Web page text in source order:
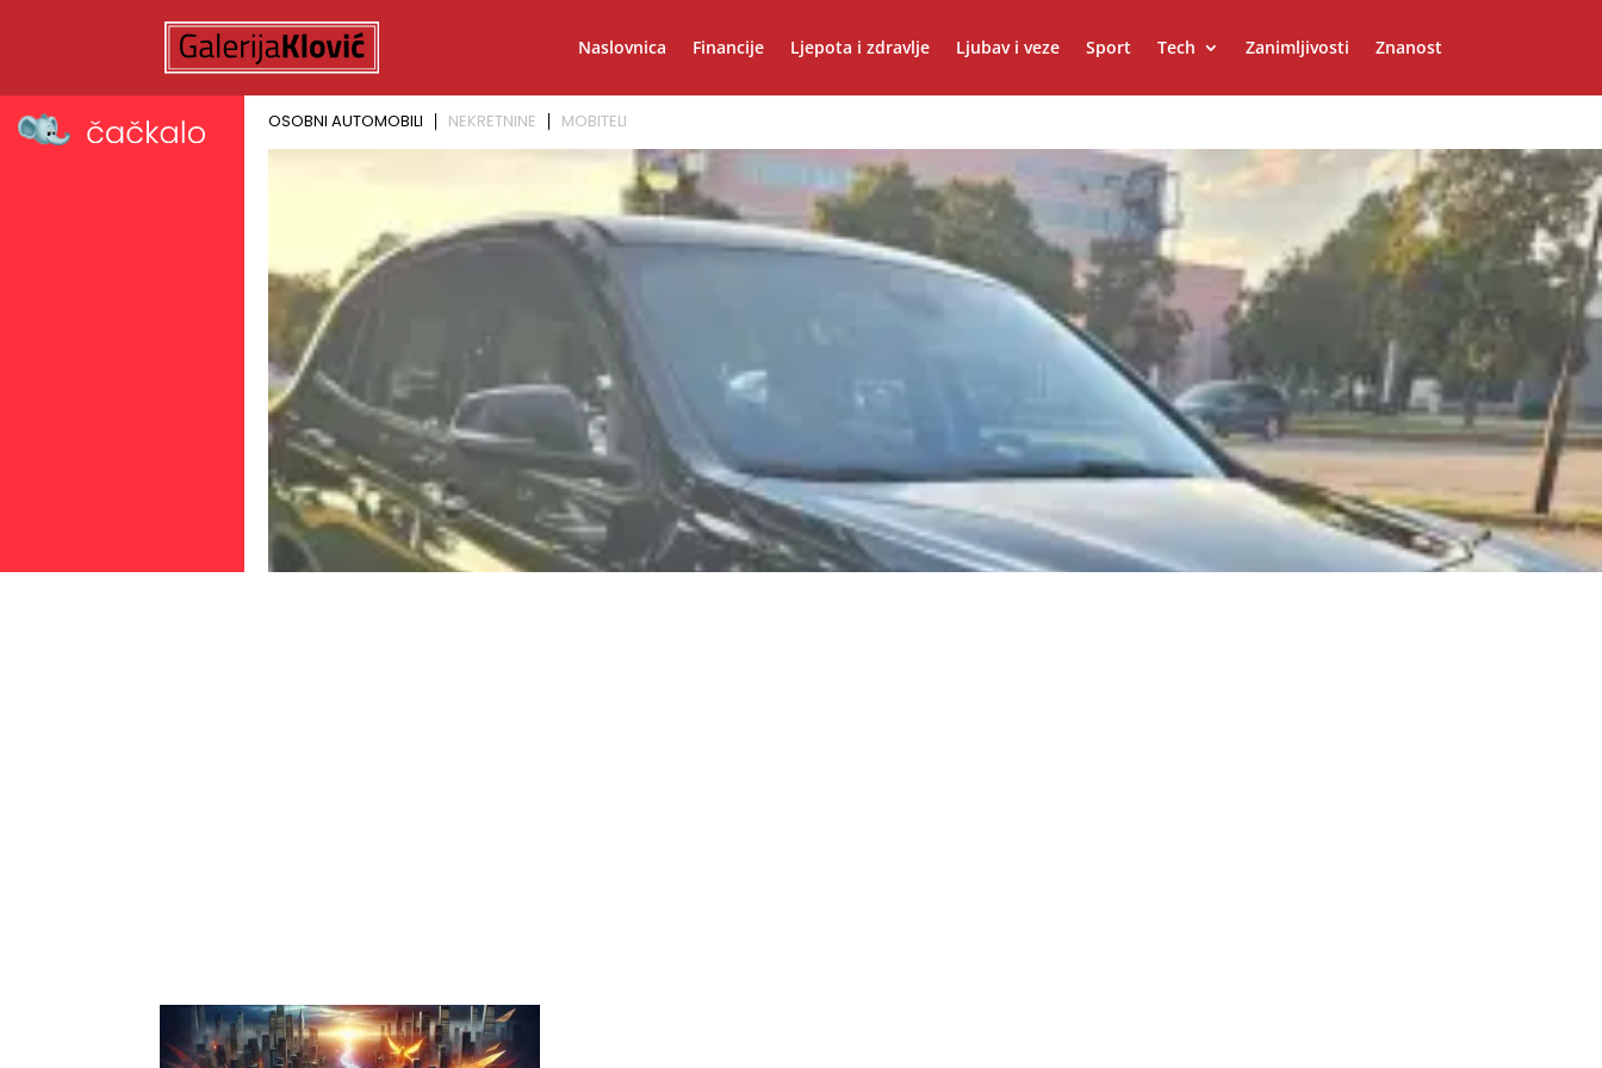
Naslovnica Financije Ljepota i zdravlje Ljubav i veze Sport Tech Zanimljivosti Znanost